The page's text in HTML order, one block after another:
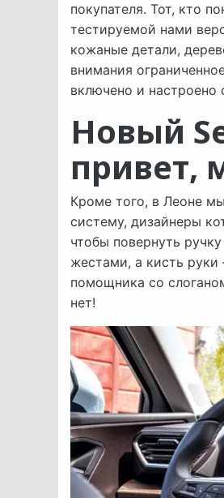
покупателя. Тот, кто
тестируемой нами
кожаные детали,
внимания
включено и
Новый
привет,
Кроме того, в Леоне
систему, дизайнеры
чтобы повернуть
жестами, а кисть
помощника со
нет!